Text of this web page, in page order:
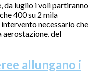
da luglio i voli partiranno
400 su 2 mila
necessario che
aerostazione, del
allungano i